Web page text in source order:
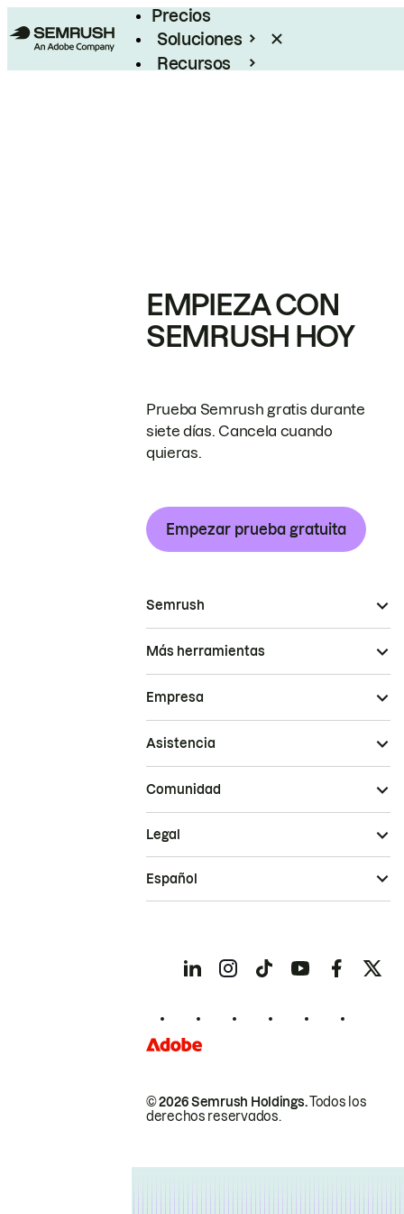
Precios
Soluciones
Recursos
EMPIEZA CON
SEMRUSH HOY
Prueba Semrush gratis durante
siete días. Cancela cuando
quieras.
Empezar prueba gratuita
Semrush
Más herramientas
Empresa
Asistencia
Comunidad
© 2026 Semrush Holdings.Todos los
derechos reservados.
Legal
Español